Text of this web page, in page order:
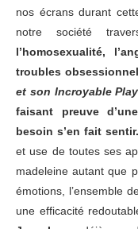
nos écrans durant
notre société
l’homosexualité,
troubles
et son Incroyable
faisant preuve
besoin s’en fait sentir.
et use de toutes ses
madeleine autant que
émotions, l’ensemble
une efficacité